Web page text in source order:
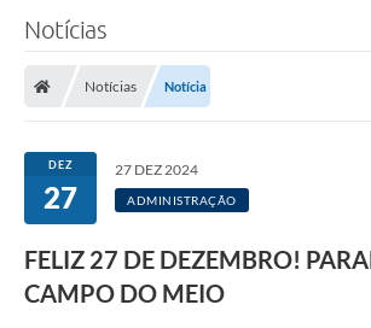
Notícias
Notícias Notícia
DEZ
27
27 DEZ 2024
ADMINISTRAÇÃO
FELIZ 27 DE DEZEMBRO!
CAMPO DO MEIO